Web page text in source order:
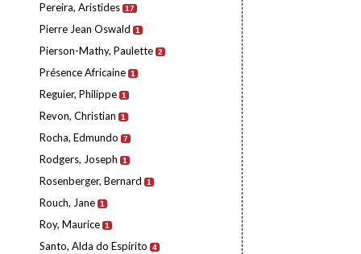
Pereira, Aristides 17
Pierre Jean Oswald 1
Pierson-Mathy, Paulette 2
Présence Africaine 1
Reguier, Philippe 1
Revon, Christian 1
Rocha, Edmundo 7
Rodgers, Joseph 1
Rosenberger, Bernard 1
Rouch, Jane 1
Roy, Maurice 1
Santo, Alda do Espírito 4